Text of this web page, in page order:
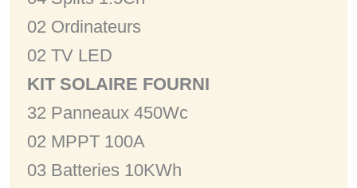
02 Ordinateurs
02 TV LED
KIT SOLAIRE FOURNI
32 Panneaux 450Wc
02 MPPT 100A
03 Batteries 10KWh